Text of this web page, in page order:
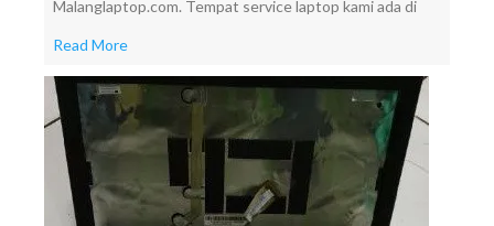
Malanglaptop.com. Tempat service laptop kami ada di
Read More